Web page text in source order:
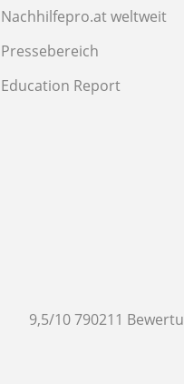
Nachhilfepro.at weltweit
Pressebereich
Education Report
9,5/10790211